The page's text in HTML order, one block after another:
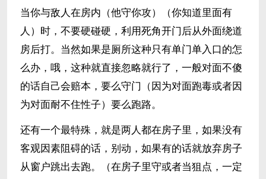
当你与敌人在房内（他守你攻）（你知道里面有
人）时，不要硬碰硬，利用死角开门后从外面绕道
房后打。当然如果是厕所这种只有单门单入口的怎
么办，哦，这种就直接忽略就行了，一般对面不傻
的话自己会赔本，要么守门（因为对面跑毒或者因
为对面耐不住性子）要么跑路。
还有一个最特殊，就是两人都在房子里，如果没有
客观因素阻碍的话，别动，如果有的话就放弃房子
从窗户跳出去跑。（在房子里守或者当狙点，一定